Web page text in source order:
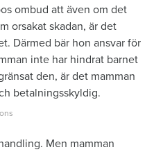
ombud att även om det
orsakat skadan, är det
Därmed bär hon ansvar för
inte har hindrat barnet
den, är det mamman
betalningsskyldig.
Men mamman